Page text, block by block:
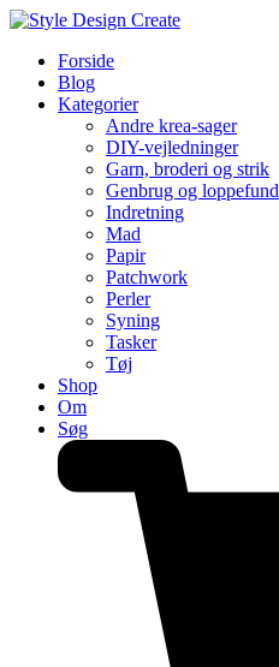
Forside
Blog
Kategorier
Andre krea-sager
DIY-vejledninger
Garn, broderi og strik
Genbrug og loppefund
Indretning
Mad
Papir
Patchwork
Perler
Syning
Tasker
Tøj
Shop
Om
Søg